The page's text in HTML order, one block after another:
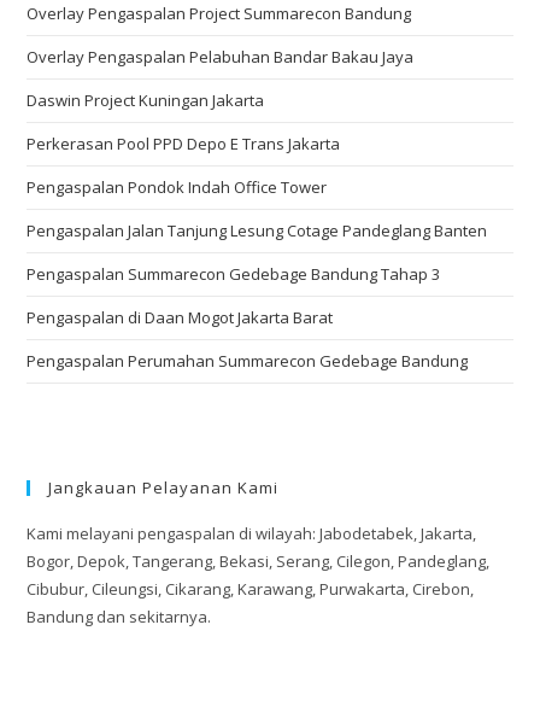
Overlay Pengaspalan Project Summarecon Bandung
Overlay Pengaspalan Pelabuhan Bandar Bakau Jaya
Daswin Project Kuningan Jakarta
Perkerasan Pool PPD Depo E Trans Jakarta
Pengaspalan Pondok Indah Office Tower
Pengaspalan Jalan Tanjung Lesung Cotage Pandeglang Banten
Pengaspalan Summarecon Gedebage Bandung Tahap 3
Pengaspalan di Daan Mogot Jakarta Barat
Pengaspalan Perumahan Summarecon Gedebage Bandung
Jangkauan Pelayanan Kami
Kami melayani pengaspalan di wilayah: Jabodetabek, Jakarta,
Bogor, Depok, Tangerang, Bekasi, Serang, Cilegon, Pandeglang,
Cibubur, Cileungsi, Cikarang, Karawang, Purwakarta, Cirebon,
Bandung dan sekitarnya.